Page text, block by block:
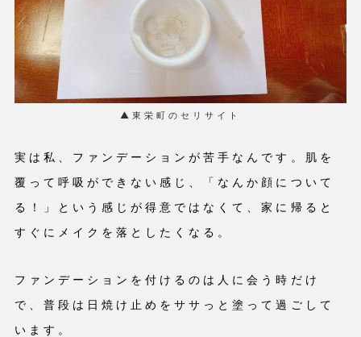
▲東栄町のセリサイト
実は私、ファンデーションが苦手なんです。肌を
覆って呼吸ができない感じ、「なんか顔について
る！」という感じが得意ではなくて、家に帰ると
すぐにメイクを落としたくなる。
ファンデーションを付けるのは人に会う時だけ
で、普段は日焼け止めをササっと塗って過ごして
います。